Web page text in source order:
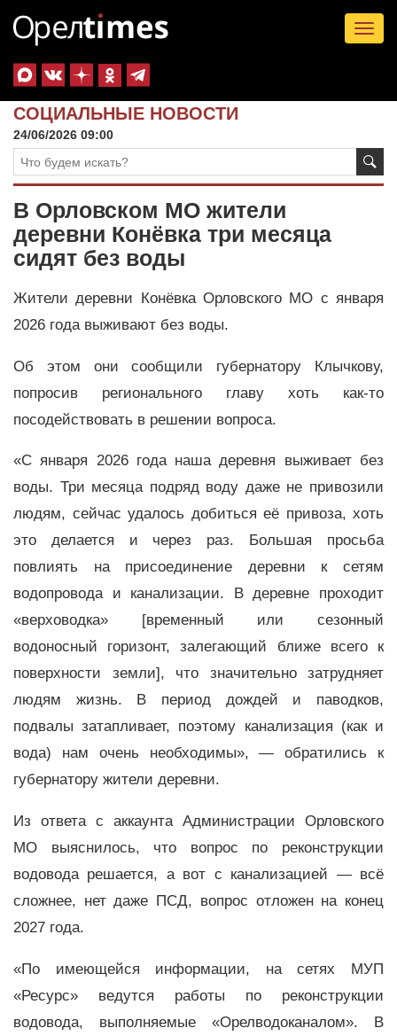
СОЦИАЛЬНЫЕ НОВОСТИ
24/06/2026 09:00
В Орловском МО жители
деревни Конёвка три месяца
сидят без воды
Жители деревни Конёвка Орловского МО с января
2026 года выживают без воды.
Об этом они сообщили губернатору Клычкову,
попросив регионального главу хоть как-то
посодействовать в решении вопроса.
«С января 2026 года наша деревня выживает без
воды. Три месяца подряд воду даже не привозили
людям, сейчас удалось добиться её привоза, хоть
это делается и через раз. Большая просьба
повлиять на присоединение деревни к сетям
водопровода и канализации. В деревне проходит
«верховодка» [временный или сезонный
водоносный горизонт, залегающий ближе всего к
поверхности земли], что значительно затрудняет
людям жизнь. В период дождей и паводков,
подвалы затапливает, поэтому канализация (как и
вода) нам очень необходимы», — обратились к
губернатору жители деревни.
Из ответа с аккаунта Администрации Орловского
МО выяснилось, что вопрос по реконструкции
водовода решается, а вот с канализацией — всё
сложнее, нет даже ПСД, вопрос отложен на конец
2027 года.
«По имеющейся информации, на сетях МУП
«Ресурс» ведутся работы по реконструкции
водовода, выполняемые «Орелводоканалом». В